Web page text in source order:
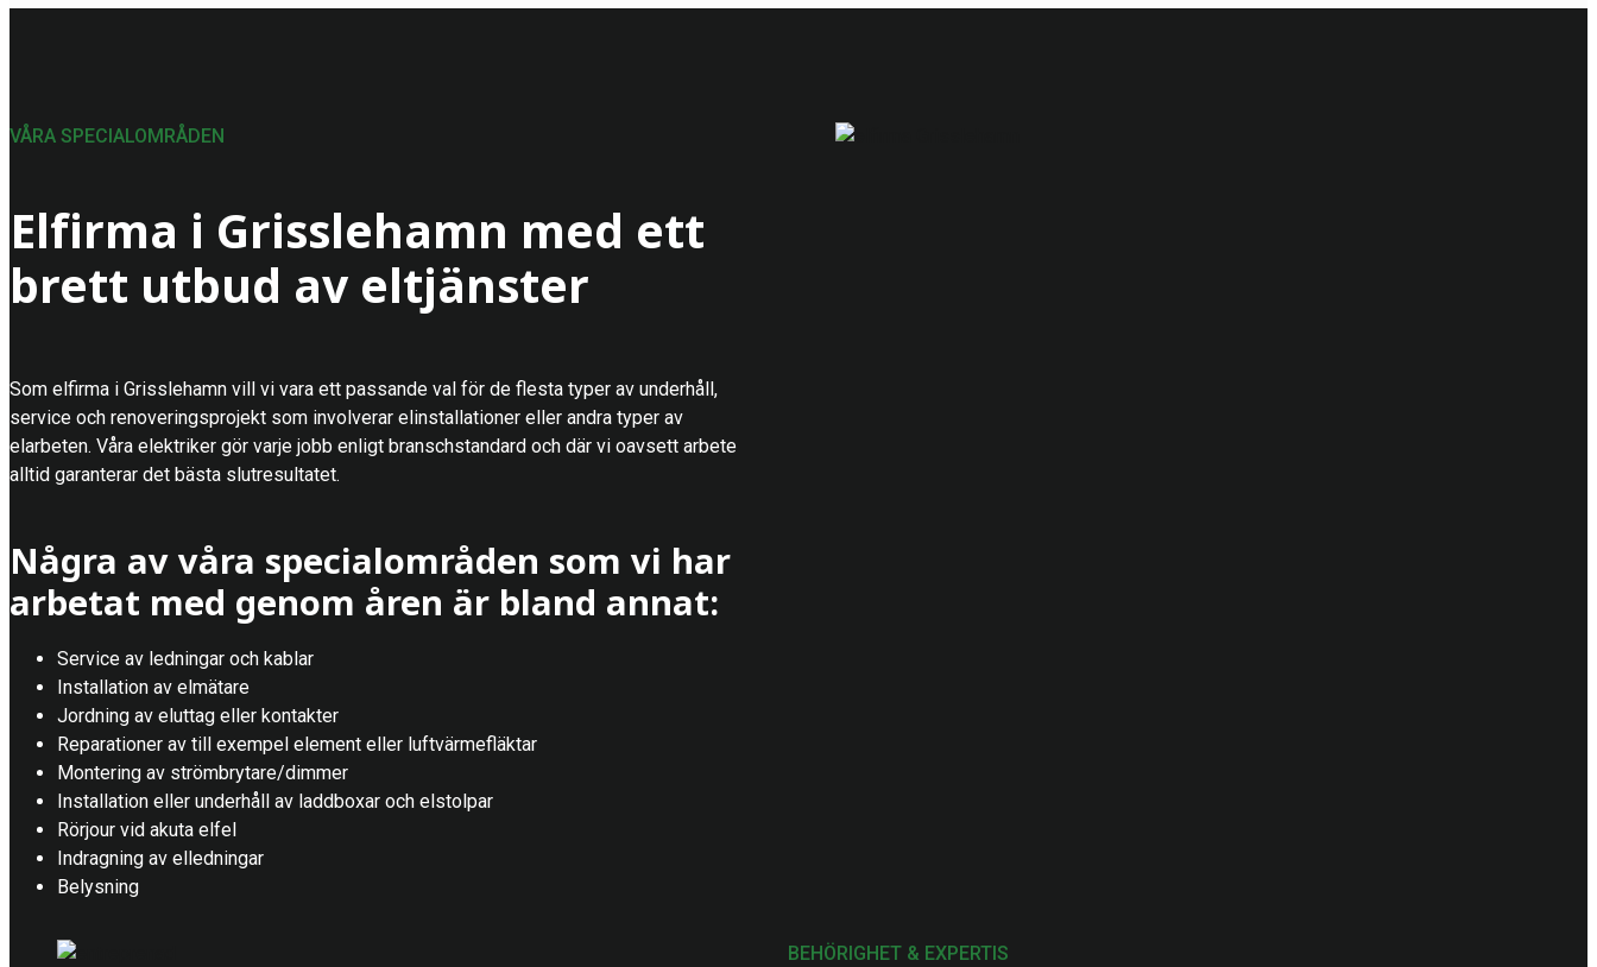
Elfirma i Grisslehamn med ett
brett utbud av eltjänster
Som elfirma i Grisslehamn vill vi vara ett passande val för de flesta typer av underhåll,
service och renoveringsprojekt som involverar elinstallationer eller andra typer av
elarbeten. Våra elektriker gör varje jobb enligt branschstandard och där vi oavsett arbete
alltid garanterar det bästa slutresultatet.
VÅRA SPECIALOMRÅDEN
Några av våra specialområden som vi har
arbetat med genom åren är bland annat:
Service av ledningar och kablar
Installation av elmätare
Jordning av eluttag eller kontakter
Reparationer av till exempel element eller luftvärmefläktar
Montering av strömbrytare/dimmer
Installation eller underhåll av laddboxar och elstolpar
Rörjour vid akuta elfel
Indragning av elledningar
Belysning
BEHÖRIGHET & EXPERTIS